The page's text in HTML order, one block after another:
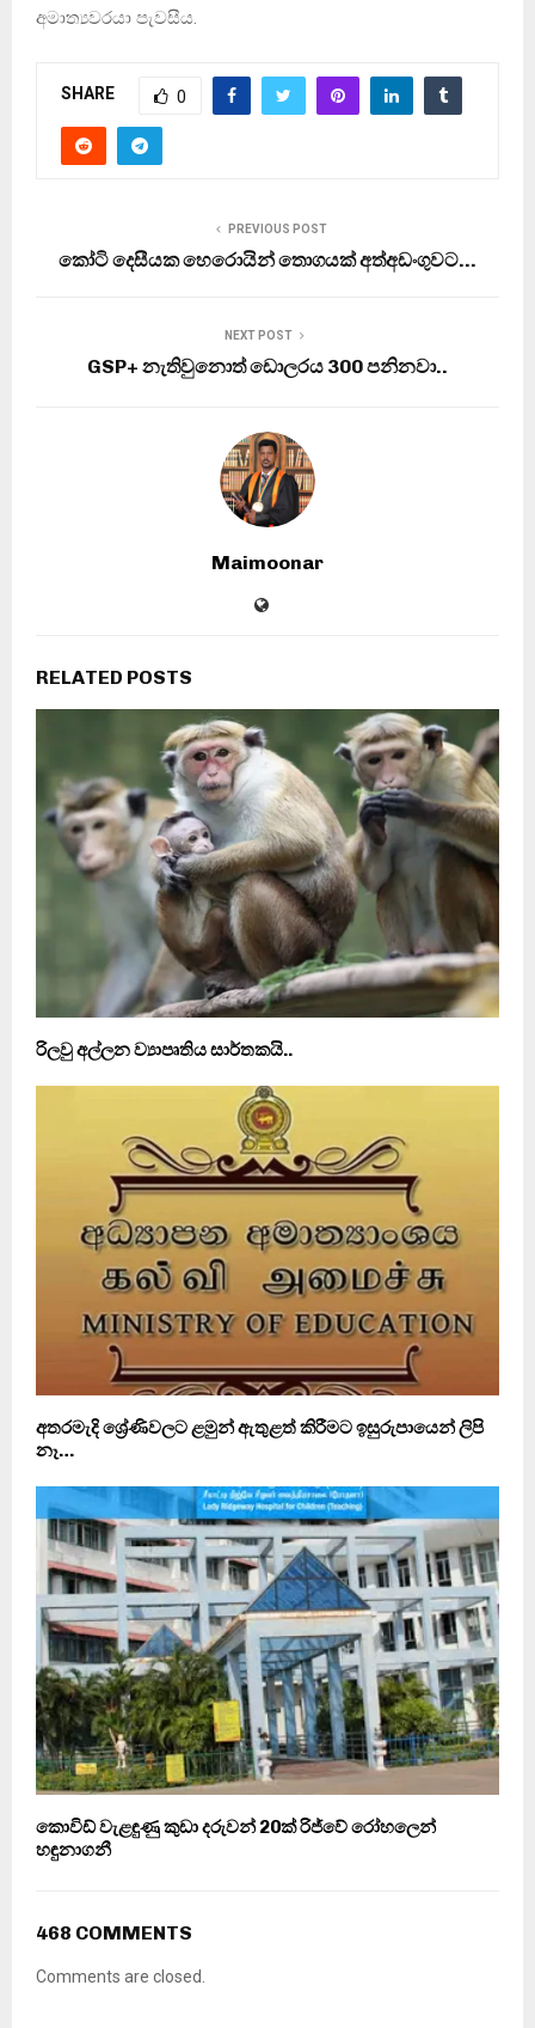
අමාත්‍යවරයා පැවසීය.
SHARE 0
PREVIOUS POST
කෝටි දෙසීයක හෙරොයින් තොගයක් අත්අඩංගුවට…
NEXT POST
GSP+ නැතිවුනොත් ඩොලරය 300 පනිනවා..
Maimoonar
RELATED POSTS
රිලවු අල්ලන ව්‍යාපෘතිය සාර්තකයි..
අතරමැදි ශ්‍රේණිවලට ළමුන් ඇතුළත් කිරීමට ඉසුරුපායෙන් ලිපි
නෑ…
කොවිඩ් වැළඳුණු කුඩා දරුවන් 20ක් රිජ්වේ රෝහලෙන්
හඳුනාගනී
468 COMMENTS
Comments are closed.